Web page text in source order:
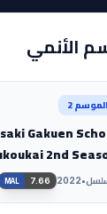
الأنمي
الموسم 2
Gakuen
2nd
•
2022
MAL 7.66